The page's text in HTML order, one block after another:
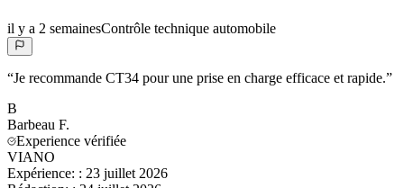
il y a 2 semainesContrôle technique automobile
“Je recommande CT34 pour une prise en charge efficace et rapide.”
B
Barbeau F.
Experience vérifiée
VIANO
Expérience: : 23 juillet 2026